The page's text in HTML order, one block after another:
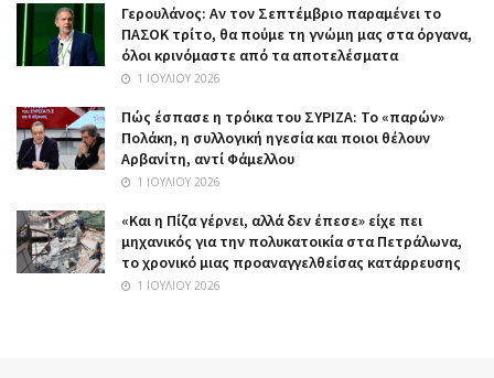
Γερουλάνος: Αν τον Σεπτέμβριο παραμένει το
ΠΑΣΟΚ τρίτο, θα πούμε τη γνώμη μας στα όργανα,
όλοι κρινόμαστε από τα αποτελέσματα
1 ΙΟΥΛΊΟΥ 2026
Πώς έσπασε η τρόικα του ΣΥΡΙΖΑ: Το «παρών»
Πολάκη, η συλλογική ηγεσία και ποιοι θέλουν
Αρβανίτη, αντί Φάμελλου
1 ΙΟΥΛΊΟΥ 2026
«Και η Πίζα γέρνει, αλλά δεν έπεσε» είχε πει
μηχανικός για την πολυκατοικία στα Πετράλωνα,
το χρονικό μιας προαναγγελθείσας κατάρρευσης
1 ΙΟΥΛΊΟΥ 2026